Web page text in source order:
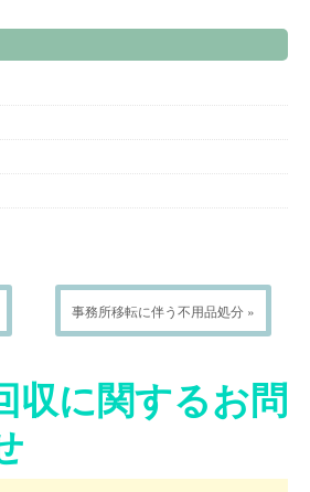
事務所移転に伴う不用品処分 »
収に関するお問